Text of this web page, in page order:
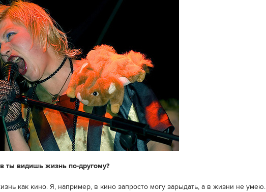
ты видишь жизнь по-другому?
как кино. Я, например, в кино запросто могу зарыдать, а в жизни не умею.